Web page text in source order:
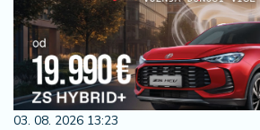
03. 08. 2026 13:23